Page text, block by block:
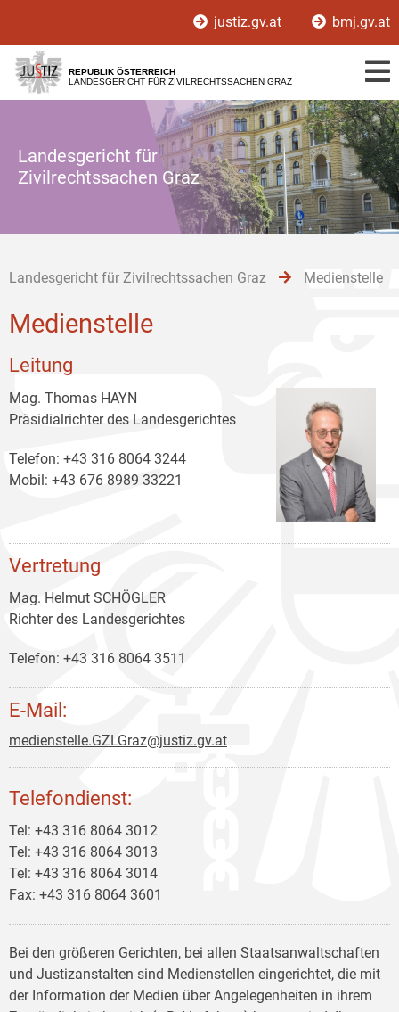
[1]
[2]
[3]
justiz.gv.at bmj.gv.at
REPUBLIK ÖSTERREICH
LANDESGERICHT FÜR ZIVILRECHTSSACHEN GRAZ
Landesgericht für
Zivilrechtssachen Graz
Landesgericht für Zivilrechtssachen Graz Medienstelle
Medienstelle
Leitung
Mag. Thomas HAYN
Präsidialrichter des Landesgerichtes
Telefon: +43 316 8064 3244
Mobil: +43 676 8989 33221
Vertretung
Mag. Helmut SCHÖGLER
Richter des Landesgerichtes
Telefon: +43 316 8064 3511
E-Mail:
medienstelle.GZLGraz@justiz.gv.at
Telefondienst:
Tel: +43 316 8064 3012
Tel: +43 316 8064 3013
Tel: +43 316 8064 3014
Fax: +43 316 8064 3601
Bei den größeren Gerichten, bei allen Staatsanwaltschaften
und Justizanstalten sind Medienstellen eingerichtet, die mit
der Information der Medien über Angelegenheiten in ihrem